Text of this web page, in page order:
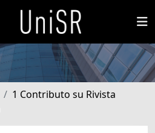
1 Contributo su Rivista